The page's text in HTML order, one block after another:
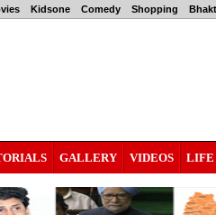
Kidsone Comedy Shopping
GALLERY VIDEOS LIFE